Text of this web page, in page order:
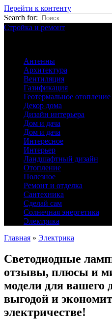
Перейти к контенту
Search for:
Стройка и ремонт
Антенны
Архитектура
Вентиляция
Газификация
Геотермальное отопление
Декор дома
Дизайн интерьера
Дом и дача
Дом и дача
Интересное
Интерьер
Ландшафтный дизайн
Отопление
Полезное
Ремонт и отделка
Сантехника
Сделай сам
Солнечная энергетика
Электрика
Главная » Электрика
Светодиодные
отзывы, плюсы и
модели для вашего
выгодой и
электричестве!